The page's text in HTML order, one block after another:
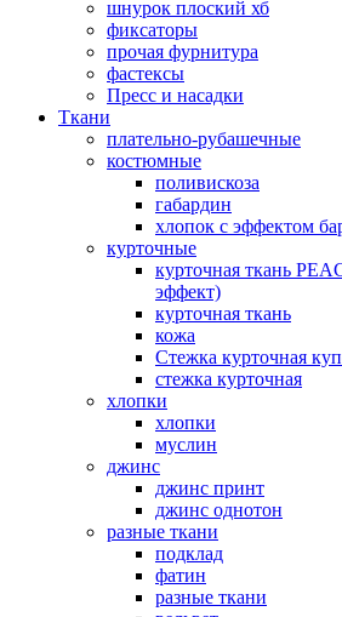
шнурок плоский хб
фиксаторы
прочая фурнитура
фастексы
Пресс и насадки
Ткани
плательно-рубашечные
костюмные
поливискоза
габардин
хлопок с эффектом
курточные
курточная ткань
эффект)
курточная ткань
кожа
Стежка курточная
стежка курточная
хлопки
хлопки
муслин
джинс
джинс принт
джинс однотон
разные ткани
подклад
фатин
разные ткани